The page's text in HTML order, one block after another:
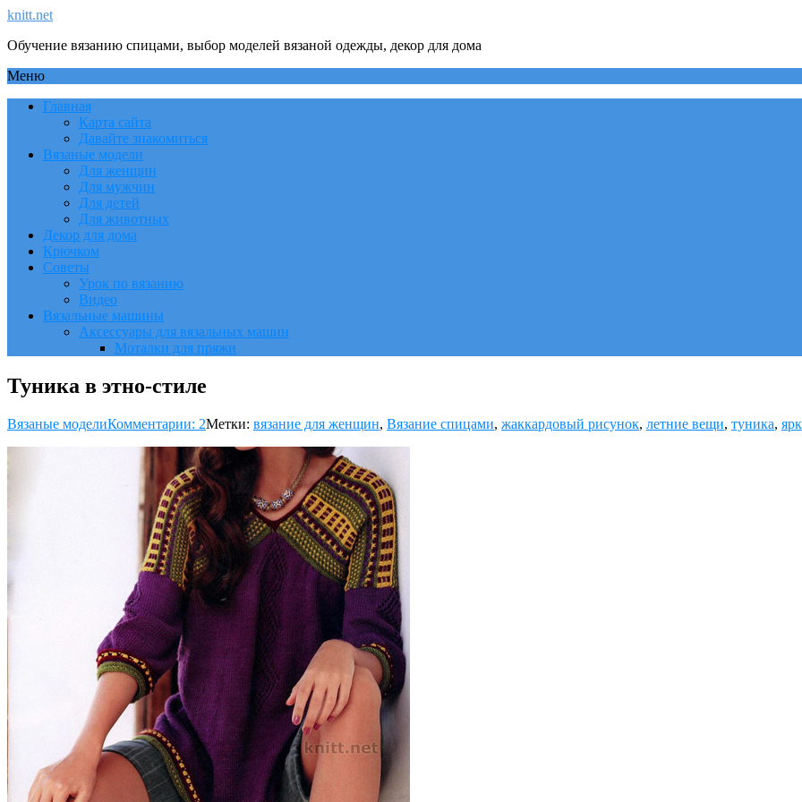
knitt.net
Обучение вязанию спицами, выбор моделей вязаной одежды, декор для дома
Меню
Главная
Карта сайта
Давайте знакомиться
Вязаные модели
Для женщин
Для мужчин
Для детей
Для животных
Декор для дома
Крючком
Советы
Урок по вязанию
Видео
Вязальные машины
Аксессуары для вязальных машин
Моталки для пряжи
Туника в этно-стиле
Вязаные моделиКомментарии: 2Метки: вязание для женщин, Вязание спицами, жаккардовый рисунок, летние вещи, туника,